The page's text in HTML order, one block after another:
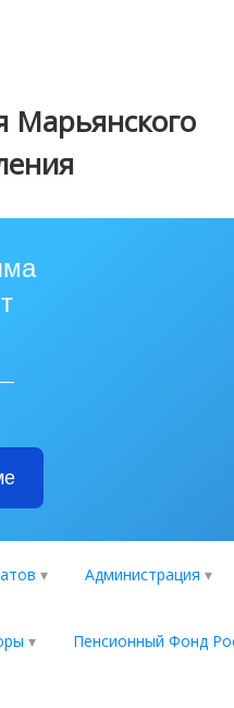
Марьянского
—
Администрация
Пенсионный Фонд